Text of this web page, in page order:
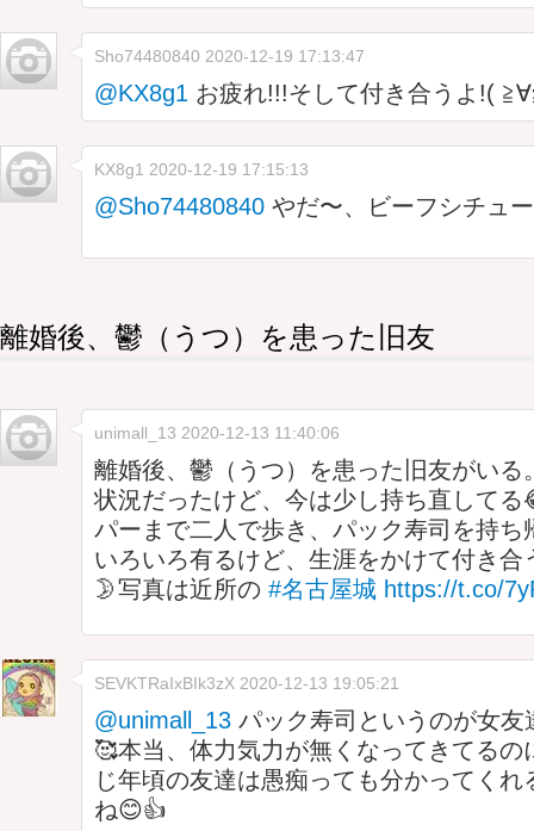
Sho74480840 2020-12-19 17:13:47
@KX8g1 お疲れ!!!そして付き合うよ!(
KX8g1 2020-12-19 17:15:13
@Sho74480840 やだ〜、ビーフシチュ
離婚後、鬱（うつ）を患った旧友
unimall_13 2020-12-13 11:40:06
離婚後、鬱（うつ）を患った旧友がいる
状況だったけど、今は少し持ち直して
パーまで二人で歩き、パック寿司を持ち
いろいろ有るけど、生涯をかけて付き合
🌛写真は近所の #名古屋城 https://t.co/
SEVKTRaIxBIk3zX 2020-12-13 19:05:21
@unimall_13 パック寿司というのが女友
🥰本当、体力気力が無くなってきてるの
じ年頃の友達は愚痴っても分かってく
ね😊👍